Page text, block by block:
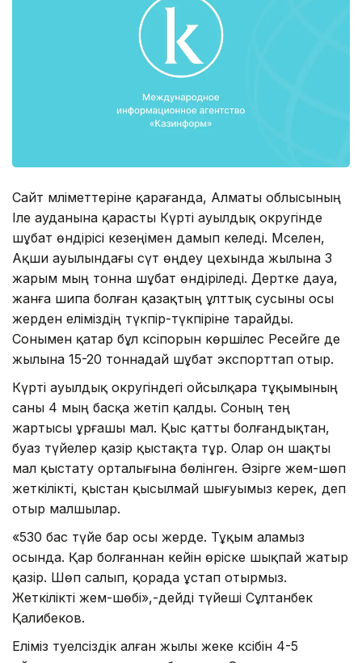
Сайт мәліметтеріне қарағанда, Алматы облысының
Іле ауданына қарасты Күрті ауылдық округінде
шұбат өндірісі кезеңімен дамып келеді. Мәселен,
Ақши ауылындағы сүт өңдеу цехында жылына 3
жарым мың тонна шұбат өндіріледі. Дертке дауа,
жанға шипа болған қазақтың ұлттық сусыны осы
жерден еліміздің түкпір-түкпіріне тарайды.
Сонымен қатар бұл кәсіпорын көршілес Ресейге де
жылына 15-20 тоннадай шұбат экспорттап отыр.
Күрті ауылдық округіндегі ойсылқара тұқымының
саны 4 мың басқа жетіп қалды. Соның тең
жартысы ұрғашы мал. Қыс қатты болғандықтан,
буаз түйелер қазір қыстақта тұр. Олар он шақты
мал қыстату орталығына бөлінген. Әзірге жем-шөп
жеткілікті, қыстан қысылмай шығуымыз керек, деп
отыр малшылар.
«530 бас түйе бар осы жерде. Тұқым аламыз
осында. Қар болғаннан кейін өріске шықпай жатыр
қазір. Шөп салып, қорада ұстап отырмыз.
Жеткілікті жем-шөбі»,-дейді түйеші Сұлтанбек
Қалибеков.
Еліміз тәуелсіздік алған жылы жеке кәсібін 4-5